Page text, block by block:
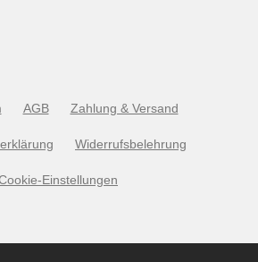
AGB Zahlung & Versand
Widerrufsbelehrung
Einstellungen